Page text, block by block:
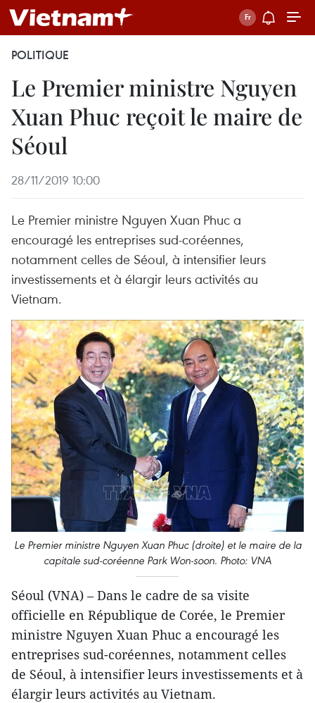
POLITIQUE
Le Premier ministre Nguyen
Xuan Phuc reçoit le maire de
Séoul
28/11/2019 10:00
Le Premier ministre Nguyen Xuan Phuc a
encouragé les entreprises sud-coréennes,
notamment celles de Séoul, à intensifier leurs
investissements et à élargir leurs activités au
Vietnam.
Le Premier ministre Nguyen Xuan Phuc (droite) et le maire de la
capitale sud-coréenne Park Won-soon. Photo: VNA
Séoul (VNA) – Dans le cadre de sa visite
officielle en République de Corée, le Premier
ministre Nguyen Xuan Phuc a encouragé les
entreprises sud-coréennes, notamment celles
de Séoul, à intensifier leurs investissements et à
élargir leurs activités au Vietnam.